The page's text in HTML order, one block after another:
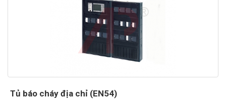
Tủ báo cháy địa chỉ (EN54)